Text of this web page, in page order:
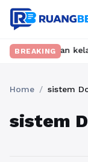
BREAKING
kelas
Home / sistem
sistem